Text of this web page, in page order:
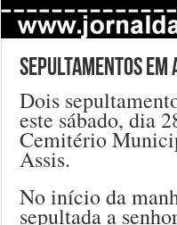
Sepultamentos em
Dois
este sábado, dia
Cemitério
Assis.
No início da
sepultada a